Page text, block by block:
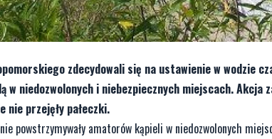
zdecydowali się na ustawienie w wodzie
w niedozwolonych i niebezpiecznych miejscach. Akcja
przejęły pałeczki.
powstrzymywały amatorów kąpieli w niedozwolonych